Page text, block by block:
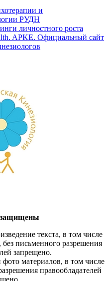
и
РУДН
личностного роста
APKE. Официальный сайт
защищены
текста, в том числе
письменного разрешения
запрещено.
материалов, в том числе
правообладателей